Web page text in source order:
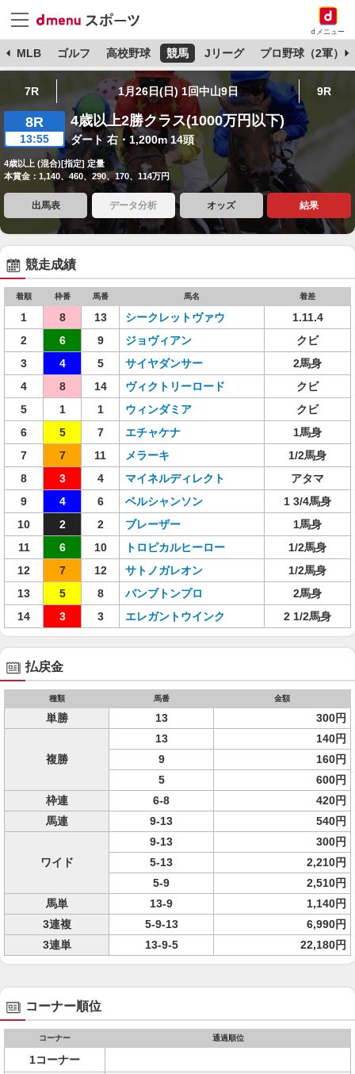
dメニュー
MLB ゴルフ 高校野球 競馬 Jリーグ プロ野球（2軍）
7R 1月26日(日) 1回中山9日 9R
8R
13:55
4歳以上2勝クラス(1000万円以下)
ダート 右・1,200m 14頭
4歳以上 (混合)[指定] 定量
本賞金：1,140、460、290、170、114万円
出馬表 データ分析 オッズ 結果
競走成績
着順 枠番 馬番 馬名 着差
1 8 13 シークレットヴァウ
1.11.4
2
6 9 ジョヴィアン
クビ
3
4 5 サイヤダンサー
2馬身
4
8 14 ヴィクトリーロード
クビ
5
1 1 ウィンダミア
クビ
6
5 7 エチャケナ
1馬身
7
7 11 メラーキ
1/2馬身
8
3 4 マイネルディレクト
アタマ
9
4 6 ベルシャンソン
1 3/4馬身
10
2 2 ブレーザー
1馬身
11
6 10 トロピカルヒーロー
1/2馬身
12
7 12 サトノガレオン
1/2馬身
13
5 8 バンブトンプロ
2馬身
14
3 3 エレガントウインク 2 1/2馬身
払戻金
種類 馬番 金額
単勝 13 300円
複勝
13
140円
9
160円
5
600円
枠連
6-8
420円
馬連
9-13 540円
ワイド
9-13
300円
5-13
2,210円
5-9
2,510円
馬単
13-9
1,140円
3連複
5-9-13
6,990円
3連単
13-9-5 22,180円
コーナー順位
コーナー 通過順位
1コーナー